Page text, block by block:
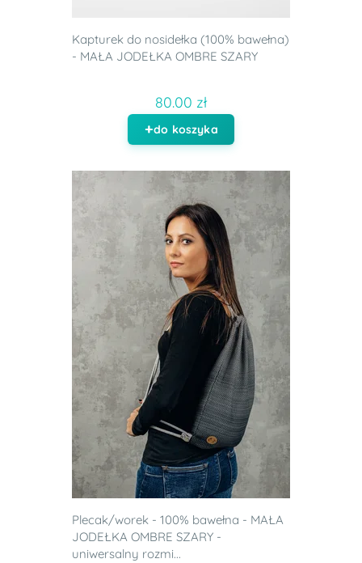
Kapturek do nosidełka (100% bawełna)
- MAŁA JODEŁKA OMBRE SZARY
80.00 zł
do koszyka
Plecak/worek - 100% bawełna - MAŁA
JODEŁKA OMBRE SZARY -
uniwersalny rozmi...